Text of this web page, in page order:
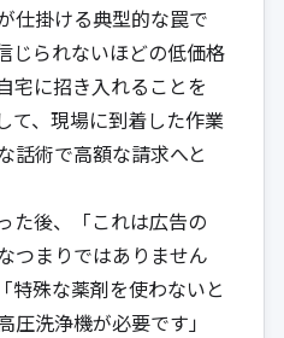
仕掛ける典型的な罠で
じられないほどの低価格
宅に招き入れることを
て、現場に到着した作業
話術で高額な請求へと
た後、「これは広告の
つまりではありません
特殊な薬剤を使わないと
圧洗浄機が必要です」